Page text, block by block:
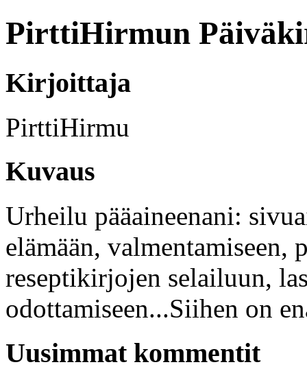
PirttiHirmun
Kirjoittaja
PirttiHirmu
Kuvaus
Urheilu pääaineenani:
elämään,
reseptikirjojen selailuun,
odottamiseen...Siihen on
Uusimmat kommentit